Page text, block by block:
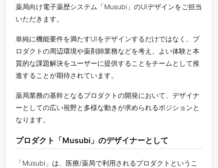
薬局向け電子薬歴システム「Musubi」のUIデザインをご担当
いただきます。
単純に機能要件を満たすUIをデザインするだけではなく、プ
ロダクトの周辺環境や薬剤師業務などを考え、よい体験と本
質的な課題解決をユーザーに提供することをチームとして推
進することが期待されています。
薬局業務の基幹となるプロダクトの開発において、デザイナ
ーとしての広い視野と多様な動きが求められるポジションと
なります。
プロダクト「Musubi」のデザイナーとして
「Musubi」は、医療/薬局で利用されるプロダクトというこ